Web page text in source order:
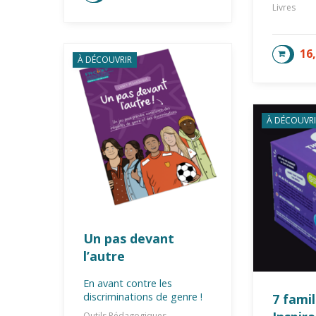
Livres
À DÉCOUVRIR
Un pas devant
l’autre
En avant contre les
discriminations de genre !
À
7